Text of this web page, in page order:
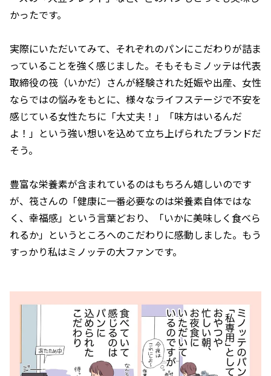
かったです。
実際にいただいてみて、それぞれのパンにこだわりが詰ま
っていることを強く感じました。そもそもミノッテは代表
取締役の筏（いかだ）さんが経験された妊娠や出産、女性
ならではの悩みをもとに、様々なライフステージで不安を
感じている女性たちに「大丈夫！」「味方はいるんだ
よ！」という強い想いを込めて立ち上げられたブランドだ
そう。
豊富な栄養素が含まれているのはもちろん嬉しいのです
が、筏さんの「健康に一番必要なのは栄養素自体ではな
く、幸福感」という言葉どおり、「いかに美味しく食べら
れるか」というところへのこだわりに感動しました。もう
すっかり私はミノッテの大ファンです。